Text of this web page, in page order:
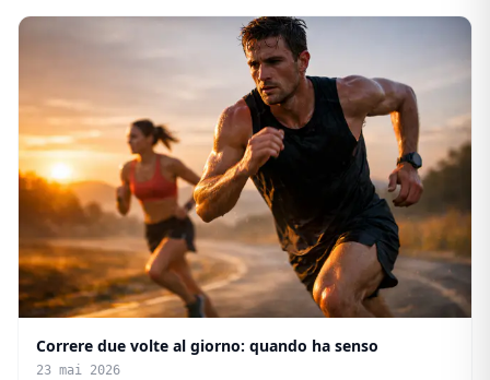
Correre due volte al giorno: quando ha senso
23 mai 2026